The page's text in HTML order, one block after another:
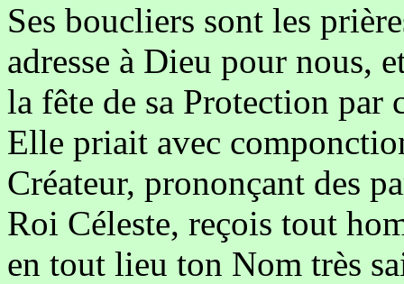
Ses boucliers sont les
adresse à Dieu pour nous,
la fête de sa Protection par
Elle priait avec
Créateur, prononçant des
Roi Céleste, reçois tout
en tout lieu ton Nom très